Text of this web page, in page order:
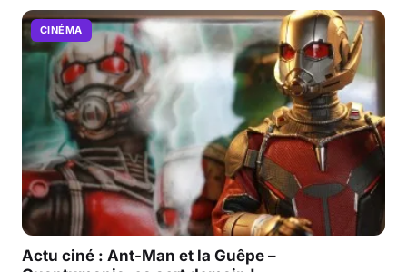
CINÉMA
Actu ciné : Ant-Man et la Guêpe –